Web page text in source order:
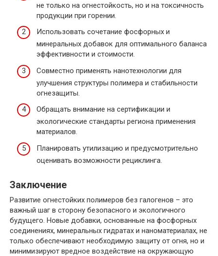
не только на огнестойкость, но и на токсичность
продукции при горении.
Использовать сочетание фосфорных и
минеральных добавок для оптимального баланса
эффективности и стоимости.
Совместно применять нанотехнологии для
улучшения структуры полимера и стабильности
огнезащиты.
Обращать внимание на сертификации и
экологические стандарты региона применения
материалов.
Планировать утилизацию и предусмотрительно
оценивать возможности рециклинга.
Заключение
Развитие огнестойких полимеров без галогенов – это
важный шаг в сторону безопасного и экологичного
будущего. Новые добавки, основанные на фосфорных
соединениях, минеральных гидратах и наноматериалах, не
только обеспечивают необходимую защиту от огня, но и
минимизируют вредное воздействие на окружающую